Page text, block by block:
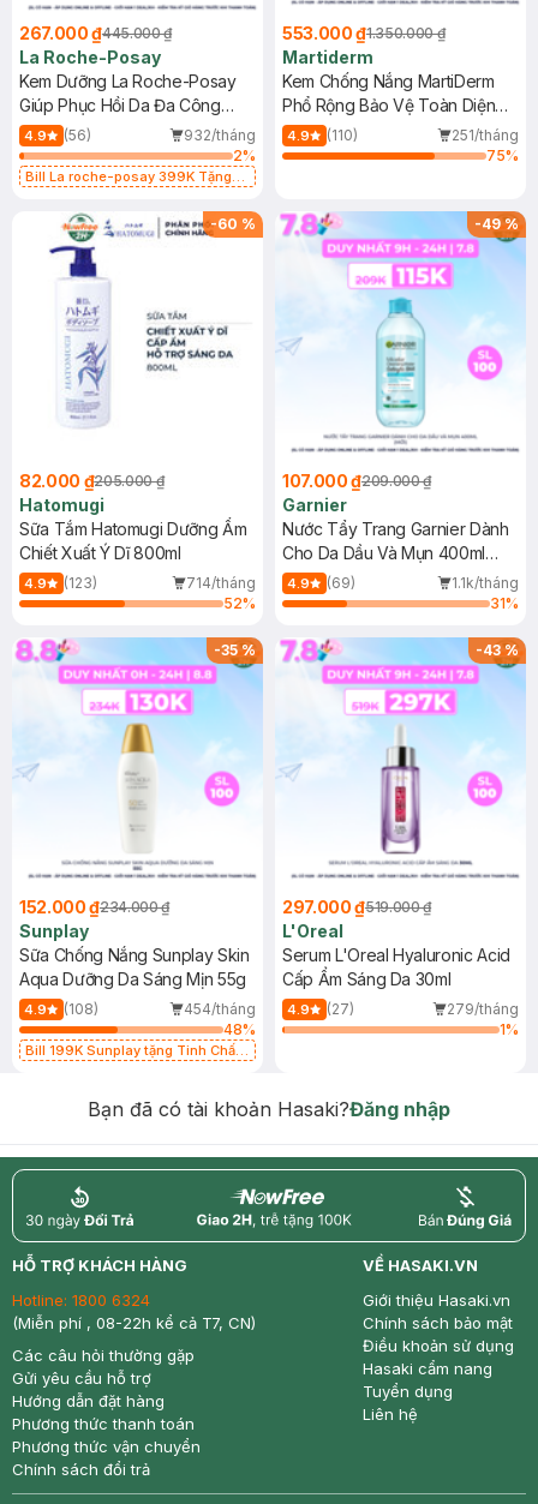
267.000 ₫445.000 ₫
La Roche-Posay
Kem Dưỡng La Roche-Posay
Giúp Phục Hồi Da Đa Công
Dụng 40ml
4.9 (56)
932/tháng
2%
Bill La roche-posay 399K Tặng
(SL có hạn)
553.000 ₫1.350.000 ₫
Martiderm
Kem Chống Nắng MartiDerm
Phổ Rộng Bảo Vệ Toàn Diện
40ml
4.9 (110)
251/tháng
75%
-60 %
82.000 ₫205.000 ₫
Hatomugi
Sữa Tắm Hatomugi Dưỡng Ẩm
Chiết Xuất Ý Dĩ 800ml
4.9 (123)
714/tháng
52%
-49%
107.000 ₫209.000 ₫
Garnier
Nước Tẩy Trang Garnier Dành
Cho Da Dầu Và Mụn 400ml
(Mới)
4.9 (69)
1.1k/tháng
31%
-35%
152.000 ₫234.000 ₫
Sunplay
Sữa Chống Nắng Sunplay Skin
Aqua Dưỡng Da Sáng Mịn 55g
4.9 (108)
454/tháng
48%
Bill 199K Sunplay tặng Tinh Chất
-43%
297.000 ₫519.000 ₫
L'Oreal
Serum L'Oreal Hyaluronic Acid
Cấp Ẩm Sáng Da 30ml
4.9 (27)
279/tháng
1%
Bạn đã có tài khoản Hasaki?Đăng nhập
return nowfree price
HỖ TRỢ KHÁCH HÀNG
Hotline: 1800 6324
(Miễn phí , 08-22h kể cả T7, CN)
Các câu hỏi thường gặp
Gửi yêu cầu hỗ trợ
Hướng dẫn đặt hàng
Phương thức thanh toán
Phương thức vận chuyển
Chính sách đổi trả
VỀ HASAKI.VN
Giới thiệu Hasaki.vn
Chính sách bảo mật
Điều khoản sử dụng
Hasaki cẩm nang
Tuyển dụng
Liên hệ